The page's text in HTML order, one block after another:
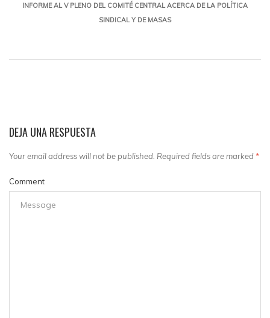
INFORME AL V PLENO DEL COMITÉ CENTRAL ACERCA DE LA POLÍTICA
SINDICAL Y DE MASAS
DEJA UNA RESPUESTA
Your email address will not be published. Required fields are marked *
Comment